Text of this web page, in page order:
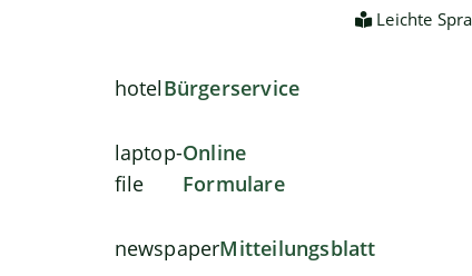
Leichte
hotelBürgerservice
laptop-
file
Online
Formulare
newspaperMitteilungsblatt